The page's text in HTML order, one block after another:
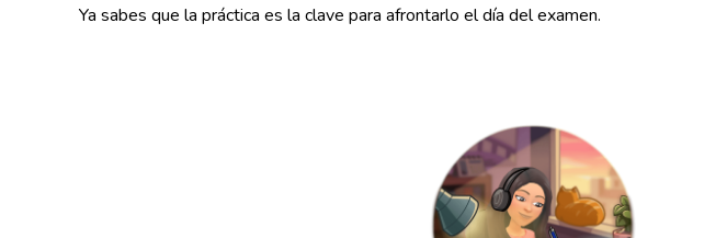
Ya sabes que la práctica es la clave para afrontarlo el día del examen.